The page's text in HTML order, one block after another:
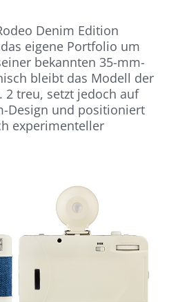
Denim Edition
eigene Portfolio um
bekannten 35-mm-
bleibt das Modell der
2 treu, setzt jedoch auf
Design und positioniert
experimenteller